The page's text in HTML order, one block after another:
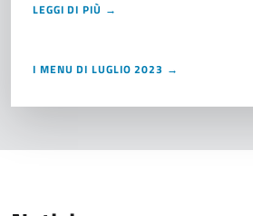
LEGGI DI PIÙ →
I MENU DI LUGLIO 2023 →